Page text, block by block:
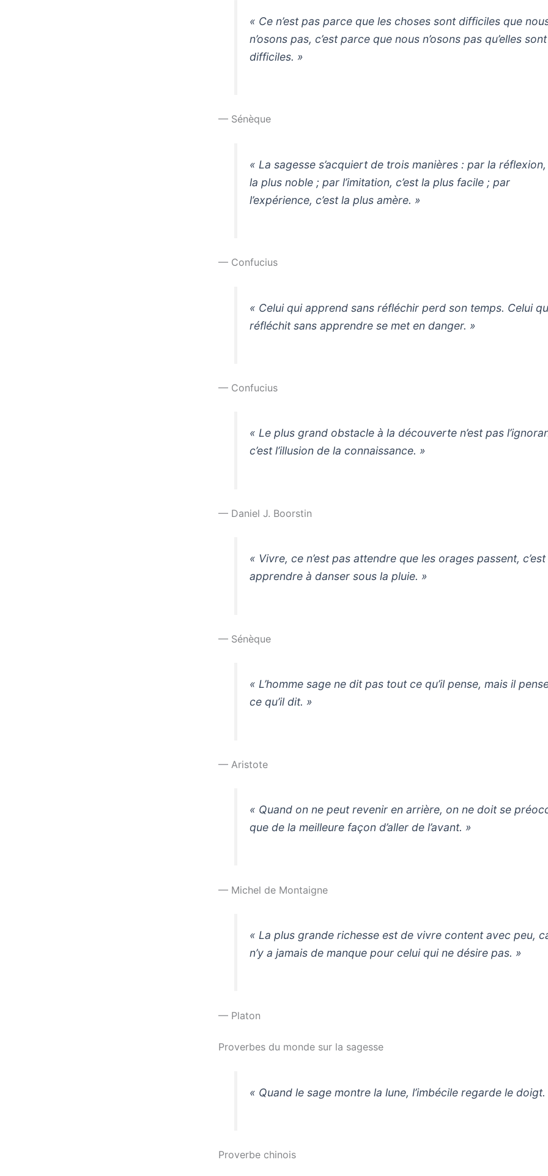
« Ce n’est pas parce que les choses sont difficiles que
n’osons pas, c’est parce que nous n’osons pas qu’elles sont
difficiles. »
— Sénèque
« La sagesse s’acquiert de trois manières : par la réflexion,
la plus noble ; par l’imitation, c’est la plus facile ; par
l’expérience, c’est la plus amère. »
— Confucius
« Celui qui apprend sans réfléchir perd son temps. Celui
réfléchit sans apprendre se met en danger. »
— Confucius
« Le plus grand obstacle à la découverte n’est pas
c’est l’illusion de la connaissance. »
— Daniel J. Boorstin
« Vivre, ce n’est pas attendre que les orages passent, c’est
apprendre à danser sous la pluie. »
— Sénèque
« L’homme sage ne dit pas tout ce qu’il pense, mais il
ce qu’il dit. »
— Aristote
« Quand on ne peut revenir en arrière, on ne doit se
que de la meilleure façon d’aller de l’avant. »
— Michel de Montaigne
« La plus grande richesse est de vivre content avec peu,
n’y a jamais de manque pour celui qui ne désire pas. »
— Platon
Proverbes du monde sur la sagesse
« Quand le sage montre la lune, l’imbécile regarde le doigt.
Proverbe chinois